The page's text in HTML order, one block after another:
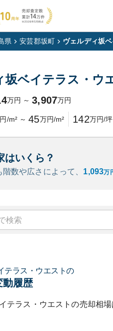
県 安芸郡坂町 ヴェルディ坂
坂ベイテラス・ウ
万円 ～ 3,907万円
/m² ～ 45万円/m² 142万円/坪
はいくら？
数や広さによって、 1,093万
テラス・ウエストの
動履歴
テラス・ウエストの売却相